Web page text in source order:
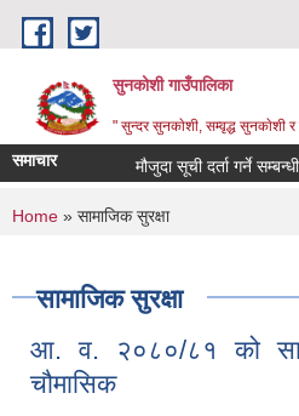
Skip to main content
सुनकोशी गाउँपालिका
" सुन्दर सुनकाेशी, सम्वृद्ध सुनकाेशी
समाचार मौजुदा सूची दर्ता गर्ने सम्बन्धी
You are here
Home » सामाजिक सुरक्षा
सामाजिक सुरक्षा
आ. व. २०८०/८१ को
चौमासिक